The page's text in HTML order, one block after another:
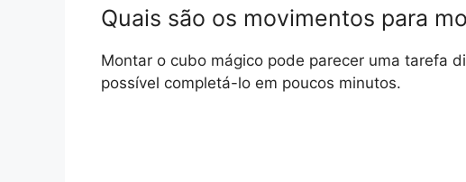
Quais são os movimentos para
Montar o cubo mágico pode parecer uma tarefa
possível completá-lo em poucos minutos.